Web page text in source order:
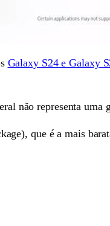
Galaxy S24 e Galaxy
não representa uma
que é a mais